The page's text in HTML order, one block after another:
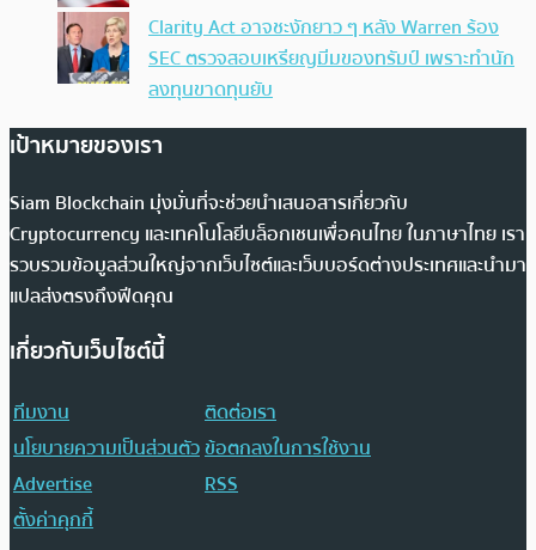
Clarity Act อาจชะงักยาว ๆ หลัง Warren ร้อง
SEC ตรวจสอบเหรียญมีมของทรัมป์ เพราะทำนัก
ลงทุนขาดทุนยับ
เป้าหมายของเรา
Siam Blockchain มุ่งมั่นที่จะช่วยนำเสนอสารเกี่ยวกับ
Cryptocurrency และเทคโนโลยีบล็อกเชนเพื่อคนไทย ในภาษาไทย เรา
รวบรวมข้อมูลส่วนใหญ่จากเว็บไซต์และเว็บบอร์ดต่างประเทศและนำมา
แปลส่งตรงถึงฟีดคุณ
เกี่ยวกับเว็บไซต์นี้
ทีมงาน
ติดต่อเรา
นโยบายความเป็นส่วนตัวข้อตกลงในการใช้งาน
Advertise
RSS
ตั้งค่าคุกกี้